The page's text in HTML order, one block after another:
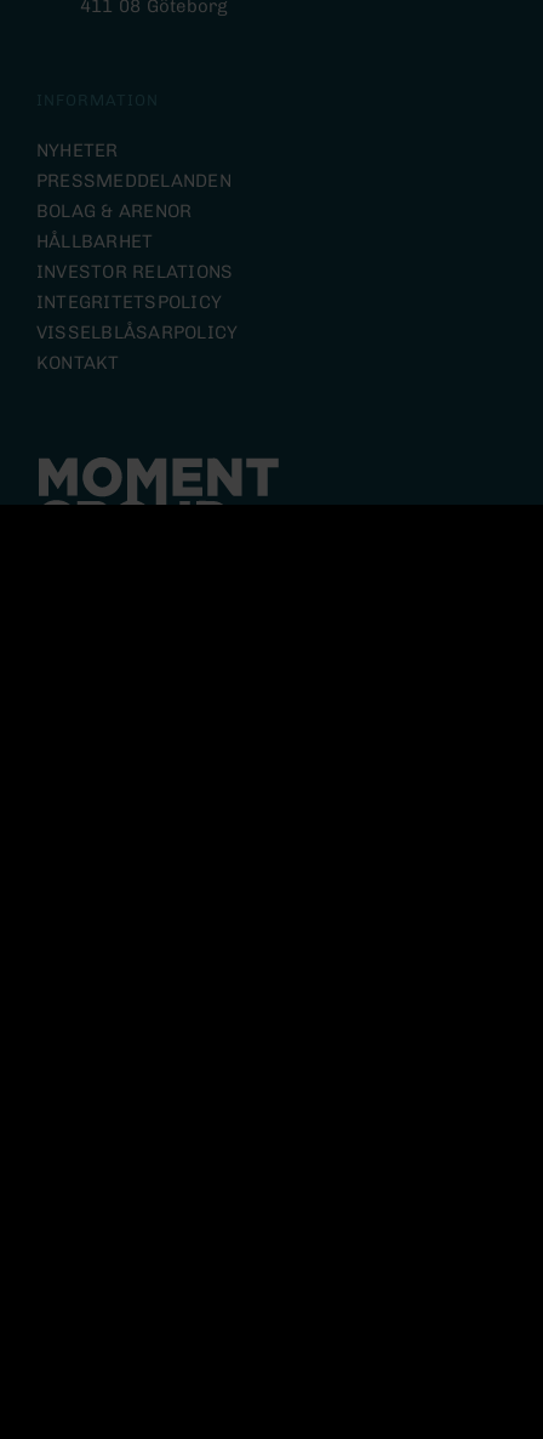
NYHETER
PRESSMEDDELANDEN
BOLAG & ARENOR
HÅLLBARHET
INVESTOR RELATIONS
INTEGRITETSPOLICY
VISSELBLÅSARPOLICY
KONTAKT
411 08 Göteborg